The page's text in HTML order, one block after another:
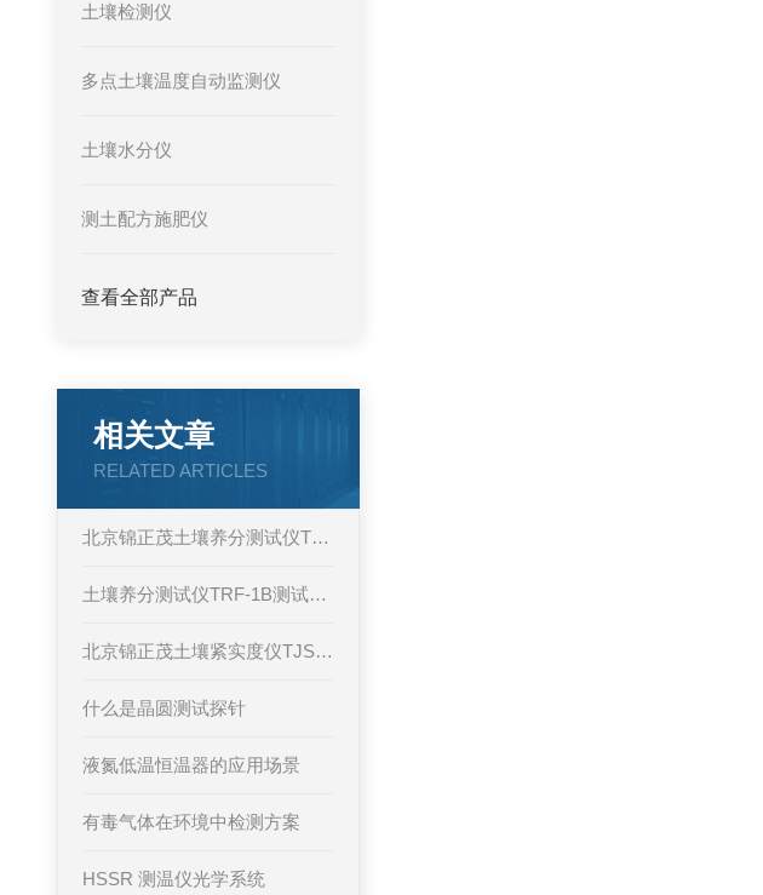
土壤检测仪
多点土壤温度自动监测仪
土壤水分仪
测土配方施肥仪
查看全部产品
相关文章
RELATED ARTICLES
北京锦正茂土壤养分测试仪TRF-1B技术原理
土壤养分测试仪TRF-1B测试项目
北京锦正茂土壤紧实度仪TJSD-750
什么是晶圆测试探针
液氮低温恒温器的应用场景
有毒气体在环境中检测方案
HSSR 测温仪光学系统